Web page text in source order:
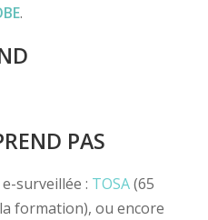
.
PAS
surveillée : TOSA(65
formation), ou encore